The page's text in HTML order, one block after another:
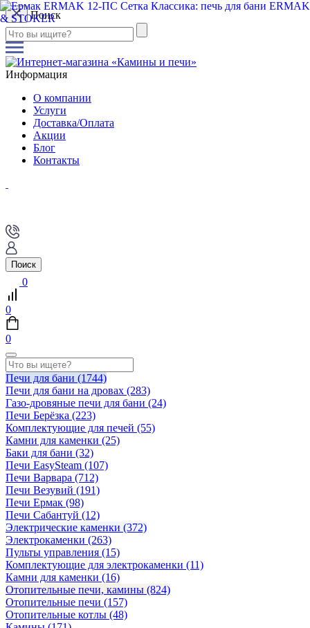
Поиск
Информация
О компании
Услуги
Доставка/Оплата
Акции
Блог
Контакты
Поиск
0
0
0
Печи для бани (1744)
Печи для бани на дровах (283)
Газо-дровяные печи для бани (24)
Печи Берёзка (223)
Комплектующие для печей (55)
Камни для каменки (25)
Баки для бани (32)
Печи EasySteam (107)
Печи Варвара (712)
Печи Везувий (191)
Печи Ермак (98)
Печи Сабантуй (12)
Электрические каменки (372)
Электрокаменки (263)
Пульты управления (15)
Комплектующие для электрокаменки (11)
Камни для каменки (16)
Отопительные печи, камины (824)
Отопительные печи (157)
Отопительные котлы (48)